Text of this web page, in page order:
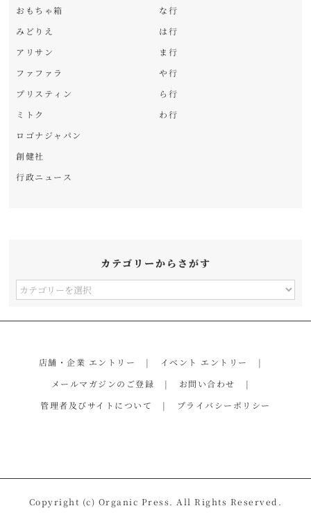
おもちゃ箱
みどりえ
アリサン
ファファラ
プリスティン
ミトク
ロゴナジャパン
創健社
行政ニュース
な行
は行
ま行
や行
ら行
わ行
カテゴリーからさがす
カ
す
店舗・企業 エントリー
イベント エントリー
メールマガジンのご登録
お問い合わせ
管理者及びサイトについて
プライバシーポリシー
Copyright (c) Organic Press. All Rights Reserved.